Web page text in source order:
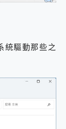
統驅動那些之